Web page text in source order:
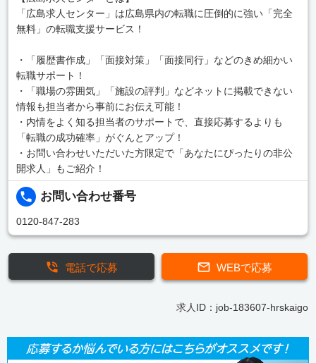
「広島求人センター」は広島県内の転職に圧倒的に強い「完全
無料」の転職支援サービス！
・「履歴書作成」「面接対策」「面接同行」などのきめ細かい
転職サポート！
・「職場の雰囲気」「施設の評判」などネットに掲載できない
情報も担当者から事前にお伝え可能！
・内情をよく知る担当者のサポートで、直接応募するよりも
「転職の成功確率」がぐんとアップ！
・お問い合わせいただいた方限定で「あなたにぴったりの非公
開求人」もご紹介！
お問い合わせ番号
0120-847-283
WEBで応募
電話で応募
求人ID：job-183607-hrskaigo